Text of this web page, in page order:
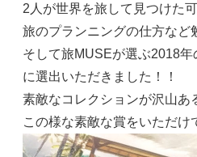
2人が世界を旅して見つけた
旅のプランニングの仕方など
そして旅MUSEが選ぶ2018
に選出いただきました！！
素敵なコレクションが沢山あ
この様な素敵な賞をいただけ